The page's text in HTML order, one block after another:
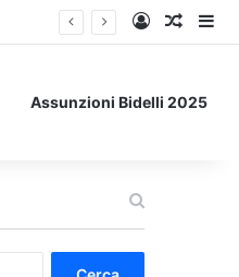
Accedi
Un
Assunzioni Bidelli 2025